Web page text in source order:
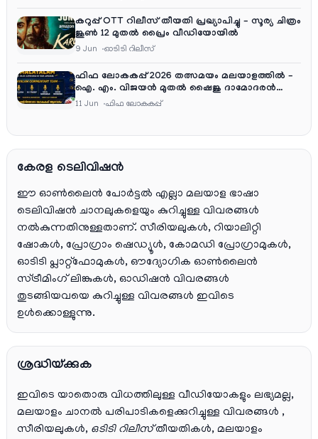
കറുപ്പ് OTT റിലീസ് തീയതി പ്രഖ്യാപിച്ചു – സൂര്യ ചിത്രം
ജൂൺ 12 മുതൽ പ്രൈം വീഡിയോയിൽ
9 Jun ഓടിടി റിലീസ്
ഫിഫ ലോകകപ്പ് 2026 തത്സമയം മലയാളത്തിൽ –
ഐ. എം. വിജയൻ മുതൽ ഷൈജു ദാമോദരൻ
വരെ കമന്ററി സംഘത്തിൽ
11 Jun ഫിഫ ലോകകപ്പ്
കേരള ടെലിവിഷൻ
ഈ ഓൺലൈൻ പോർട്ടൽ എല്ലാ മലയാള ഭാഷാ
ടെലിവിഷൻ ചാനലുകളെയും കുറിച്ചുള്ള വിവരങ്ങൾ
നൽകുന്നതിനുള്ളതാണ്. സീരിയലുകൾ, റിയാലിറ്റി
ഷോകൾ, പ്രോഗ്രാം ഷെഡ്യൂൾ, കോമഡി പ്രോഗ്രാമുകൾ,
ഓടിടി പ്ലാറ്റ്‌ഫോമുകൾ, ഔദ്യോഗിക ഓൺലൈൻ
സ്ട്രീമിംഗ് ലിങ്കുകൾ, ഓഡിഷൻ വിവരങ്ങൾ
തുടങ്ങിയവയെ കുറിച്ചുള്ള വിവരങ്ങൾ ഇവിടെ
ഉൾക്കൊള്ളുന്നു.
ശ്രദ്ധിയ്ക്കുക
ഇവിടെ യാതൊരു വിധത്തിലുള്ള വീഡിയോകളും ലഭ്യമല്ല,
മലയാളം ചാനല്‍ പരിപാടികളെക്കുറിച്ചുള്ള വിവരങ്ങള്‍ ,
സീരിയലുകള്‍, ഒടിടി റിലീസ്തീയതികള്‍, മലയാളം